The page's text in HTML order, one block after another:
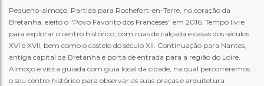
Pequeno-almoço. Partida para Rochefort-en-Terre, no coração da
Bretanha, eleito o "Povo Favorito dos Franceses" em 2016. Tempo livre
para explorar o centro histórico, com ruas de calçada e casas dos séculos
XVI e XVII, bem como o castelo do século XII. Continuação para Nantes,
antiga capital da Bretanha e porta de entrada para a região do Loire.
Almoço e visita guiada com guia local da cidade, na qual percorreremos
o seu centro histórico para observar as suas praças e arquitetura